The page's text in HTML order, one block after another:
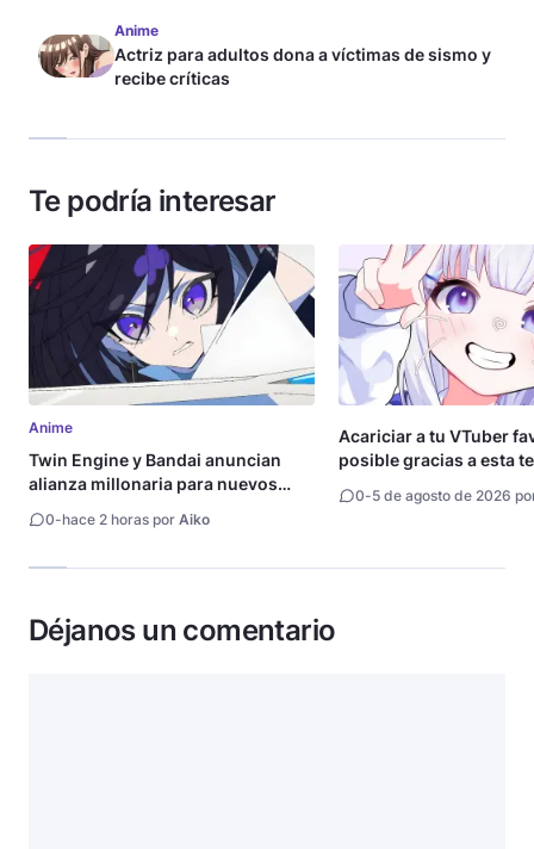
Anime
Actriz para adultos dona a víctimas de sismo y
recibe críticas
Te podría interesar
Anime
Twin Engine y Bandai anuncian
alianza millonaria para nuevos
0-hace 2 horas por Aiko
Acariciar a tu VTuber
posible gracias a esta
0-5 de agosto de 2026
Déjanos un comentario